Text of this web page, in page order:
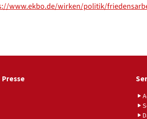
www.ekbo.de/wirken/politik/
Presse